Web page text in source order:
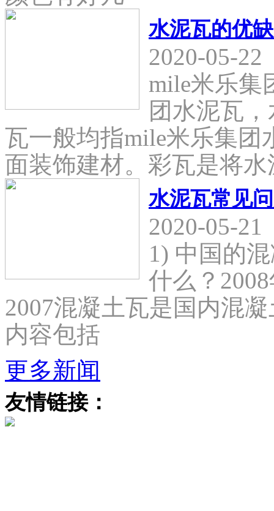
水泥瓦的优
2020-05-22
mile米乐集
团水泥瓦
瓦一般均指mile米乐集团
面装饰建材。彩瓦是将
水泥瓦常见
2020-05-21
1) 中国的
什么？
2007混凝土瓦是国内混
内容包括
更多新闻
友情链接：